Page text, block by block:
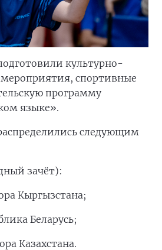
культурно-
мероприятия, спортивные
программу
языке».
следующим
зачёт):
Кыргызстана;
Беларусь;
Казахстана.